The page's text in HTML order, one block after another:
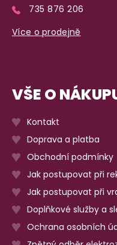
735 876 206
Více o prodejně
VŠE O
Kontakt
Doprava a platba
Obchodní podmínky
Jak postupovat při
Jak postupovat při
Doplňkové služby a
Ochrana osobních